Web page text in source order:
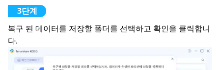
복구 된 데이터를 저장할 폴더를 선택하고 확인을 클릭합니
다.